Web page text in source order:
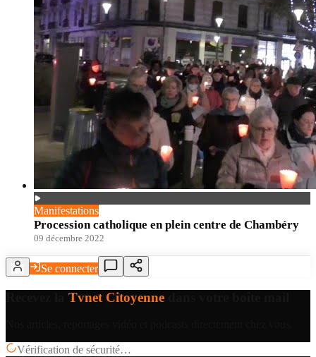
Manifestations
Procession catholique en plein centre de Chambéry
09 décembre 2022
Se connecter
Tvnet Citoyenne
Vérification de sécurité…